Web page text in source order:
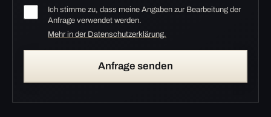
Ich stimme zu, dass meine Angaben zur Bearbeitung der
Anfrage verwendet werden.
Mehr in der Datenschutzerklärung.
Anfrage senden